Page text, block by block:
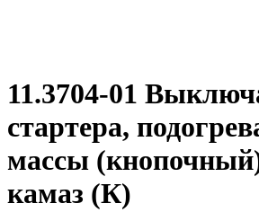
11.3704-01
стартера,
массы
камаз (К)